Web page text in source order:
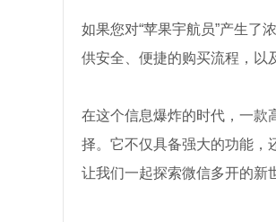
如果您对“苹果宇航员”产生了
供安全、便捷的购买流程，以
在这个信息爆炸的时代，一款
择。它不仅具备强大的功能，
让我们一起探索微信多开的新